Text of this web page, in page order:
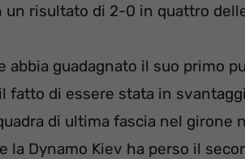
un risultato di 2-0 in quattro
abbia guadagnato il suo primo
fatto di essere stata in
di ultima fascia nel girone
la Dynamo Kiev ha perso il